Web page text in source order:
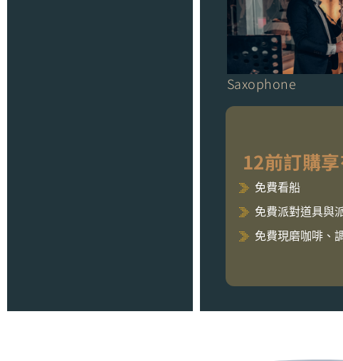
Saxophone
12前訂購
免費看船
免費派對道具與
免費現磨咖啡、